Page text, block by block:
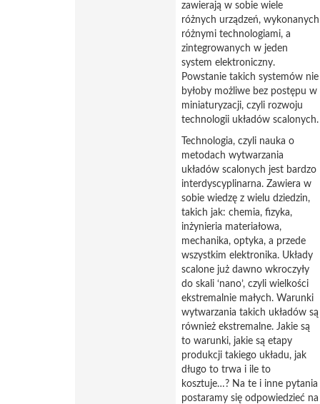
zawierają w sobie wiele
różnych urządzeń, wykonanych
różnymi technologiami, a
zintegrowanych w jeden
system elektroniczny.
Powstanie takich systemów nie
byłoby możliwe bez postępu w
miniaturyzacji, czyli rozwoju
technologii układów scalonych.
Technologia, czyli nauka o
metodach wytwarzania
układów scalonych jest bardzo
interdyscyplinarna. Zawiera w
sobie wiedzę z wielu dziedzin,
takich jak: chemia, fizyka,
inżynieria materiałowa,
mechanika, optyka, a przede
wszystkim elektronika. Układy
scalone już dawno wkroczyły
do skali ‘nano’, czyli wielkości
ekstremalnie małych. Warunki
wytwarzania takich układów są
również ekstremalne. Jakie są
to warunki, jakie są etapy
produkcji takiego układu, jak
długo to trwa i ile to
kosztuje…? Na te i inne pytania
postaramy się odpowiedzieć na